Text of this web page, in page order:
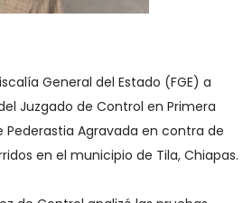
General del Estado (FGE) a
Juzgado de Control en Primera
Agravada en contra de
en el municipio de Tila, Chiapas.